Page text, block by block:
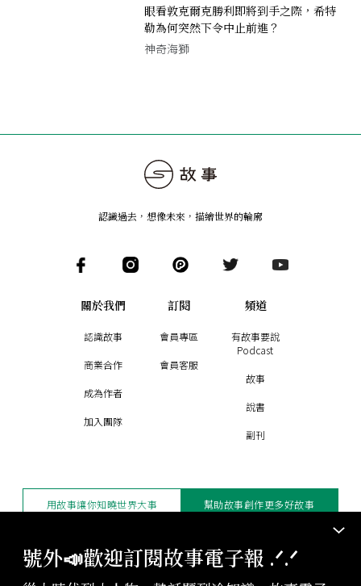
眼看敦克爾克勝利即將到手之際，希特
勒為何突然下令中止前進？
神奇海獅
號外📣歡迎訂閱故事電子報 .ᐟ‪‪.ᐟ
認識過去，想像未來 ， 描繪世界的輪廓
關於我們
認識故事
商業合作
成為作者
加入團隊
訂閱
會員專區
會員客服
頻道
有故事要說
Podcast
故事
說書
副刊
用故事讓你知曉世界大事 幫助故事創作更多好故事